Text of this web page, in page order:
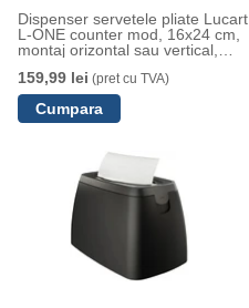
Dispenser servetele pliate Lucart
L-ONE counter mod, 16x24 cm,
montaj orizontal sau vertical,
159,99 lei (pret cu TVA)